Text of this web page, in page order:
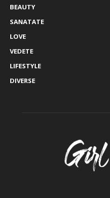
BEAUTY
SANATATE
LOVE
VEDETE
LIFESTYLE
DIVERSE